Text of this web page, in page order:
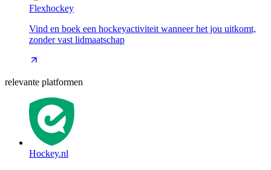
Flexhockey
Vind en boek een hockeyactiviteit wanneer het jou uitkomt,
zonder vast lidmaatschap
relevante platformen
Hockey.nl